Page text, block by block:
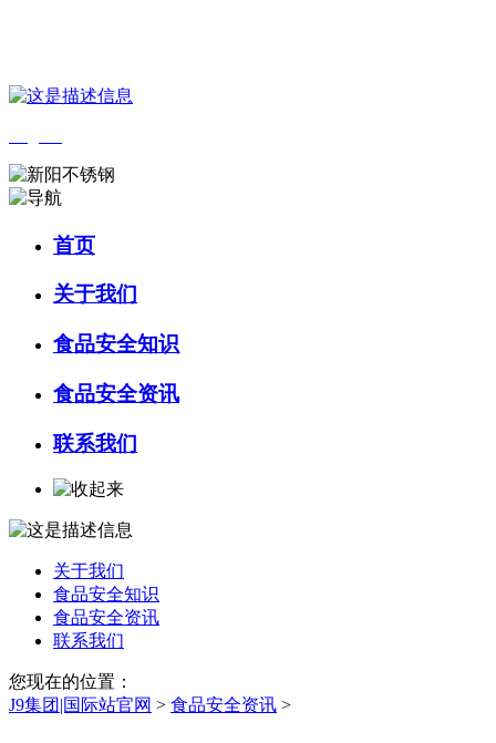
首页
关于我们
食品安全知识
食品安全资讯
联系我们
关于我们
食品安全知识
食品安全资讯
联系我们
您现在的位置：
J9集团|国际站官网 > 食品安全资讯 >